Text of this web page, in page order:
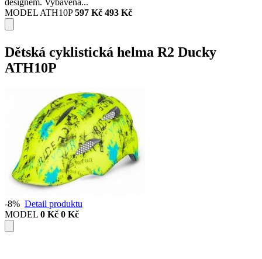
designem. Vybavena...
MODEL ATH10P 597 Kč 493 Kč
Dětská cyklistická helma R2 Ducky
ATH10P
-8% Detail produktu
MODEL 0 Kč 0 Kč